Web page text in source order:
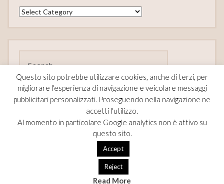
Categories
Questo sito potrebbe utilizzare cookies, anche di terzi, per
migliorare l'esperienza di navigazione e veicolare messaggi
pubblicitari personalizzati. Proseguendo nella navigazione ne
accetti l'utilizzo.
Al momento in particolare Google analytics non è attivo su
questo sito.
Accept
Reject
Read More